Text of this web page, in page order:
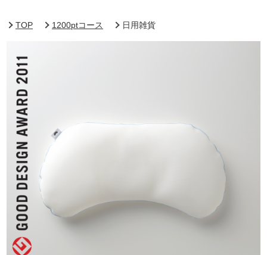
TOP 1200ptコース 日用雑貨